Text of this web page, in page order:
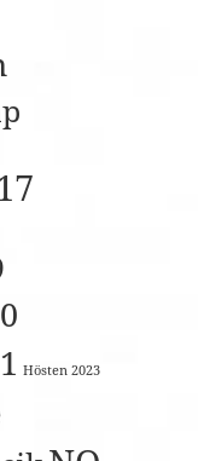
Hösten 2023